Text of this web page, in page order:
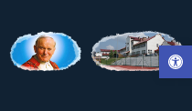
Otwórz pasek narzędzi